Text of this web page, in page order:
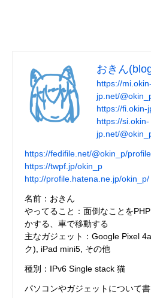
おきん
https://mi.okin-
jp.net/
https://fi.okin-
https://si.okin-
jp.net/
https://fedifile.net/@okin_p/
https://twpf.jp/okin_p
http://profile.hatena.ne.jp/okin_p/
名前：おきん
やってること：面倒なことを
かする、車で移動する
主なガジェット：Google Pixel
ク), iPad mini5, その他
種別：IPv6 Single stack 猫
パソコンやガジェットについて